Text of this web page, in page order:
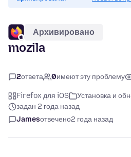
Архивировано
mozila
2ответа 0имеют эту проблему
Firefox для iOS
Установка и
задан 2 года назад
Jamesотвечено2 года назад